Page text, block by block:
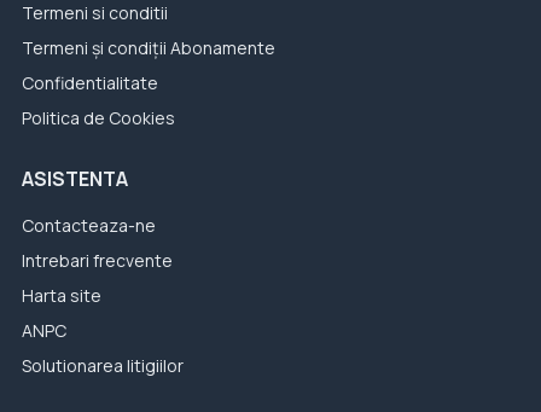
Termeni si conditii
Termeni și condiții Abonamente
Confidentialitate
Politica de Cookies
ASISTENTA
Contacteaza-ne
Intrebari frecvente
Harta site
ANPC
Solutionarea litigiilor